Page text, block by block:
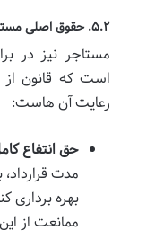
۵.۲. حقوق اصلی مستاجر
مستاجر نیز در
است که قانون
رعایت آن هاست:
حق انتفاع
مدت
بهره
ممانعت از